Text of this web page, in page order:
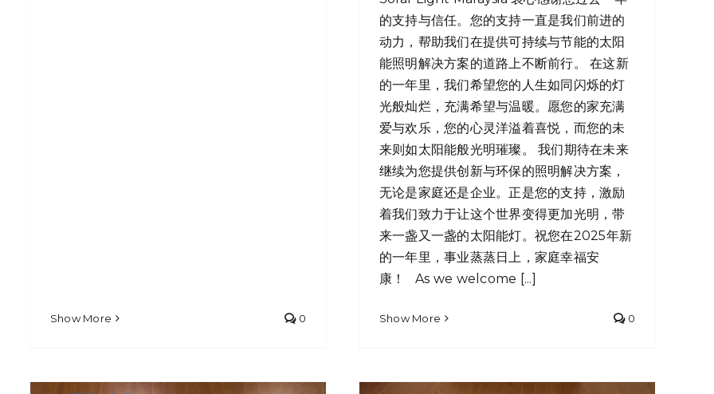
Show More 0
的支持与信任。您的支持一直是我们前进的
动力，帮助我们在提供可持续与节能的太阳
能照明解决方案的道路上不断前行。 在这新
的一年里，我们希望您的人生如同闪烁的灯
光般灿烂，充满希望与温暖。愿您的家充满
爱与欢乐，您的心灵洋溢着喜悦，而您的未
来则如太阳能般光明璀璨。 我们期待在未来
继续为您提供创新与环保的照明解决方案，
无论是家庭还是企业。正是您的支持，激励
着我们致力于让这个世界变得更加光明，带
来一盏又一盏的太阳能灯。祝您在2025年新
的一年里，事业蒸蒸日上，家庭幸福安
康！ As we welcome [...]
Show More 0